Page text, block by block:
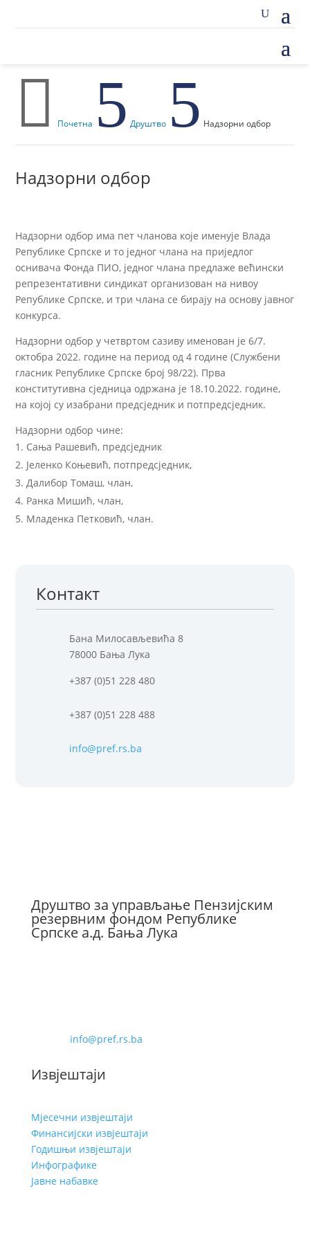
 Почетна 5 Друштво 5 Надзорни одбор
Надзорни одбор
Надзорни одбор има пет чланова које именује Влада
Републике Српске и то једног члана на приједлог
оснивача Фонда ПИО, једног члана предлаже већински
репрезентативни синдикат организован на нивоу
Републике Српске, и три члана се бирају на основу јавног
конкурса.
Надзорни одбор у четвртом сазиву именован је 6/7.
октобра 2022. године на период од 4 године (Службени
гласник Републике Српске број 98/22). Прва
конститутивна сједница одржана је 18.10.2022. године,
на којој су изабрани предсједник и потпредсједник.
Надзорни одбор чине:
Сања Рашевић, предсједник
Јеленко Коњевић, потпредсједник,
Далибор Томаш, члан,
Ранка Мишић, члан,
Младенка Петковић, члан.
Контакт
Бана Милосављевића 8
78000 Бања Лука
+387 (0)51 228 480
+387 (0)51 228 488
info@pref.rs.ba
Друштво за управљање Пензијским
резервним фондом Републике
Српске а.д. Бања Лука
info@pref.rs.ba
Извјештаји
Мјесечни извјештаји
Финансијски извјештаји
Годишњи извјештаји
Инфографике
Јавне набавке